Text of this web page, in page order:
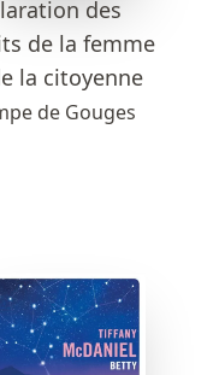
des
de la femme
la citoyenne
de Gouges